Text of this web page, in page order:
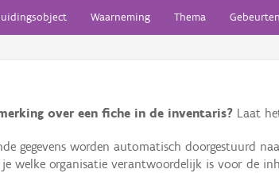
Waarneming Thema
over een fiche in de inventaris? Laat
gegevens worden automatisch doorgestuurd
je welke organisatie verantwoordelijk is voor de